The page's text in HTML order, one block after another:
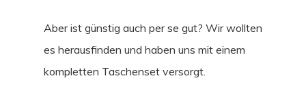
Aber ist günstig auch per se gut? Wir wollten
es herausfinden und haben uns mit einem
kompletten Taschenset versorgt.